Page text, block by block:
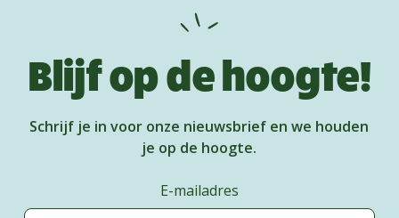
Blijf op de hoogte!
Schrijf je in voor onze nieuwsbrief en we houden
je op de hoogte.
E-mailadres